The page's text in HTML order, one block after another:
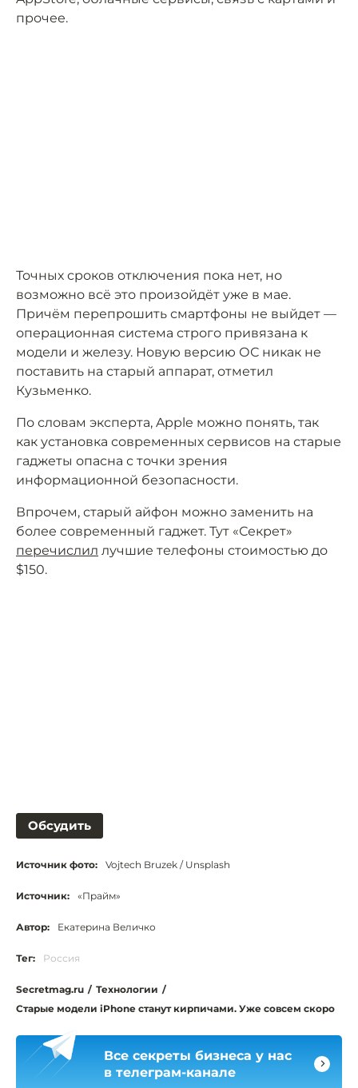
прочее.
Точных сроков отключения пока нет, но
возможно всё это произойдёт уже в мае.
Причём перепрошить смартфоны не выйдет —
операционная система строго привязана к
модели и железу. Новую версию ОС никак не
поставить на старый аппарат, отметил
Кузьменко.
По словам эксперта, Apple можно понять, так
как установка современных сервисов на старые
гаджеты опасна с точки зрения
информационной безопасности.
Впрочем, старый айфон можно заменить на
более современный гаджет. Тут «Секрет»
перечислил лучшие телефоны стоимостью до
$150.
Обсудить
Источник фото: Vojtech Bruzek / Unsplash
Источник: «Прайм»
Автор: Екатерина Величко
Тег: Россия
Secretmag.ru / Технологии /
Старые модели iPhone станут кирпичами. Уже совсем скоро
Все секреты бизнеса у нас
в телеграм-канале